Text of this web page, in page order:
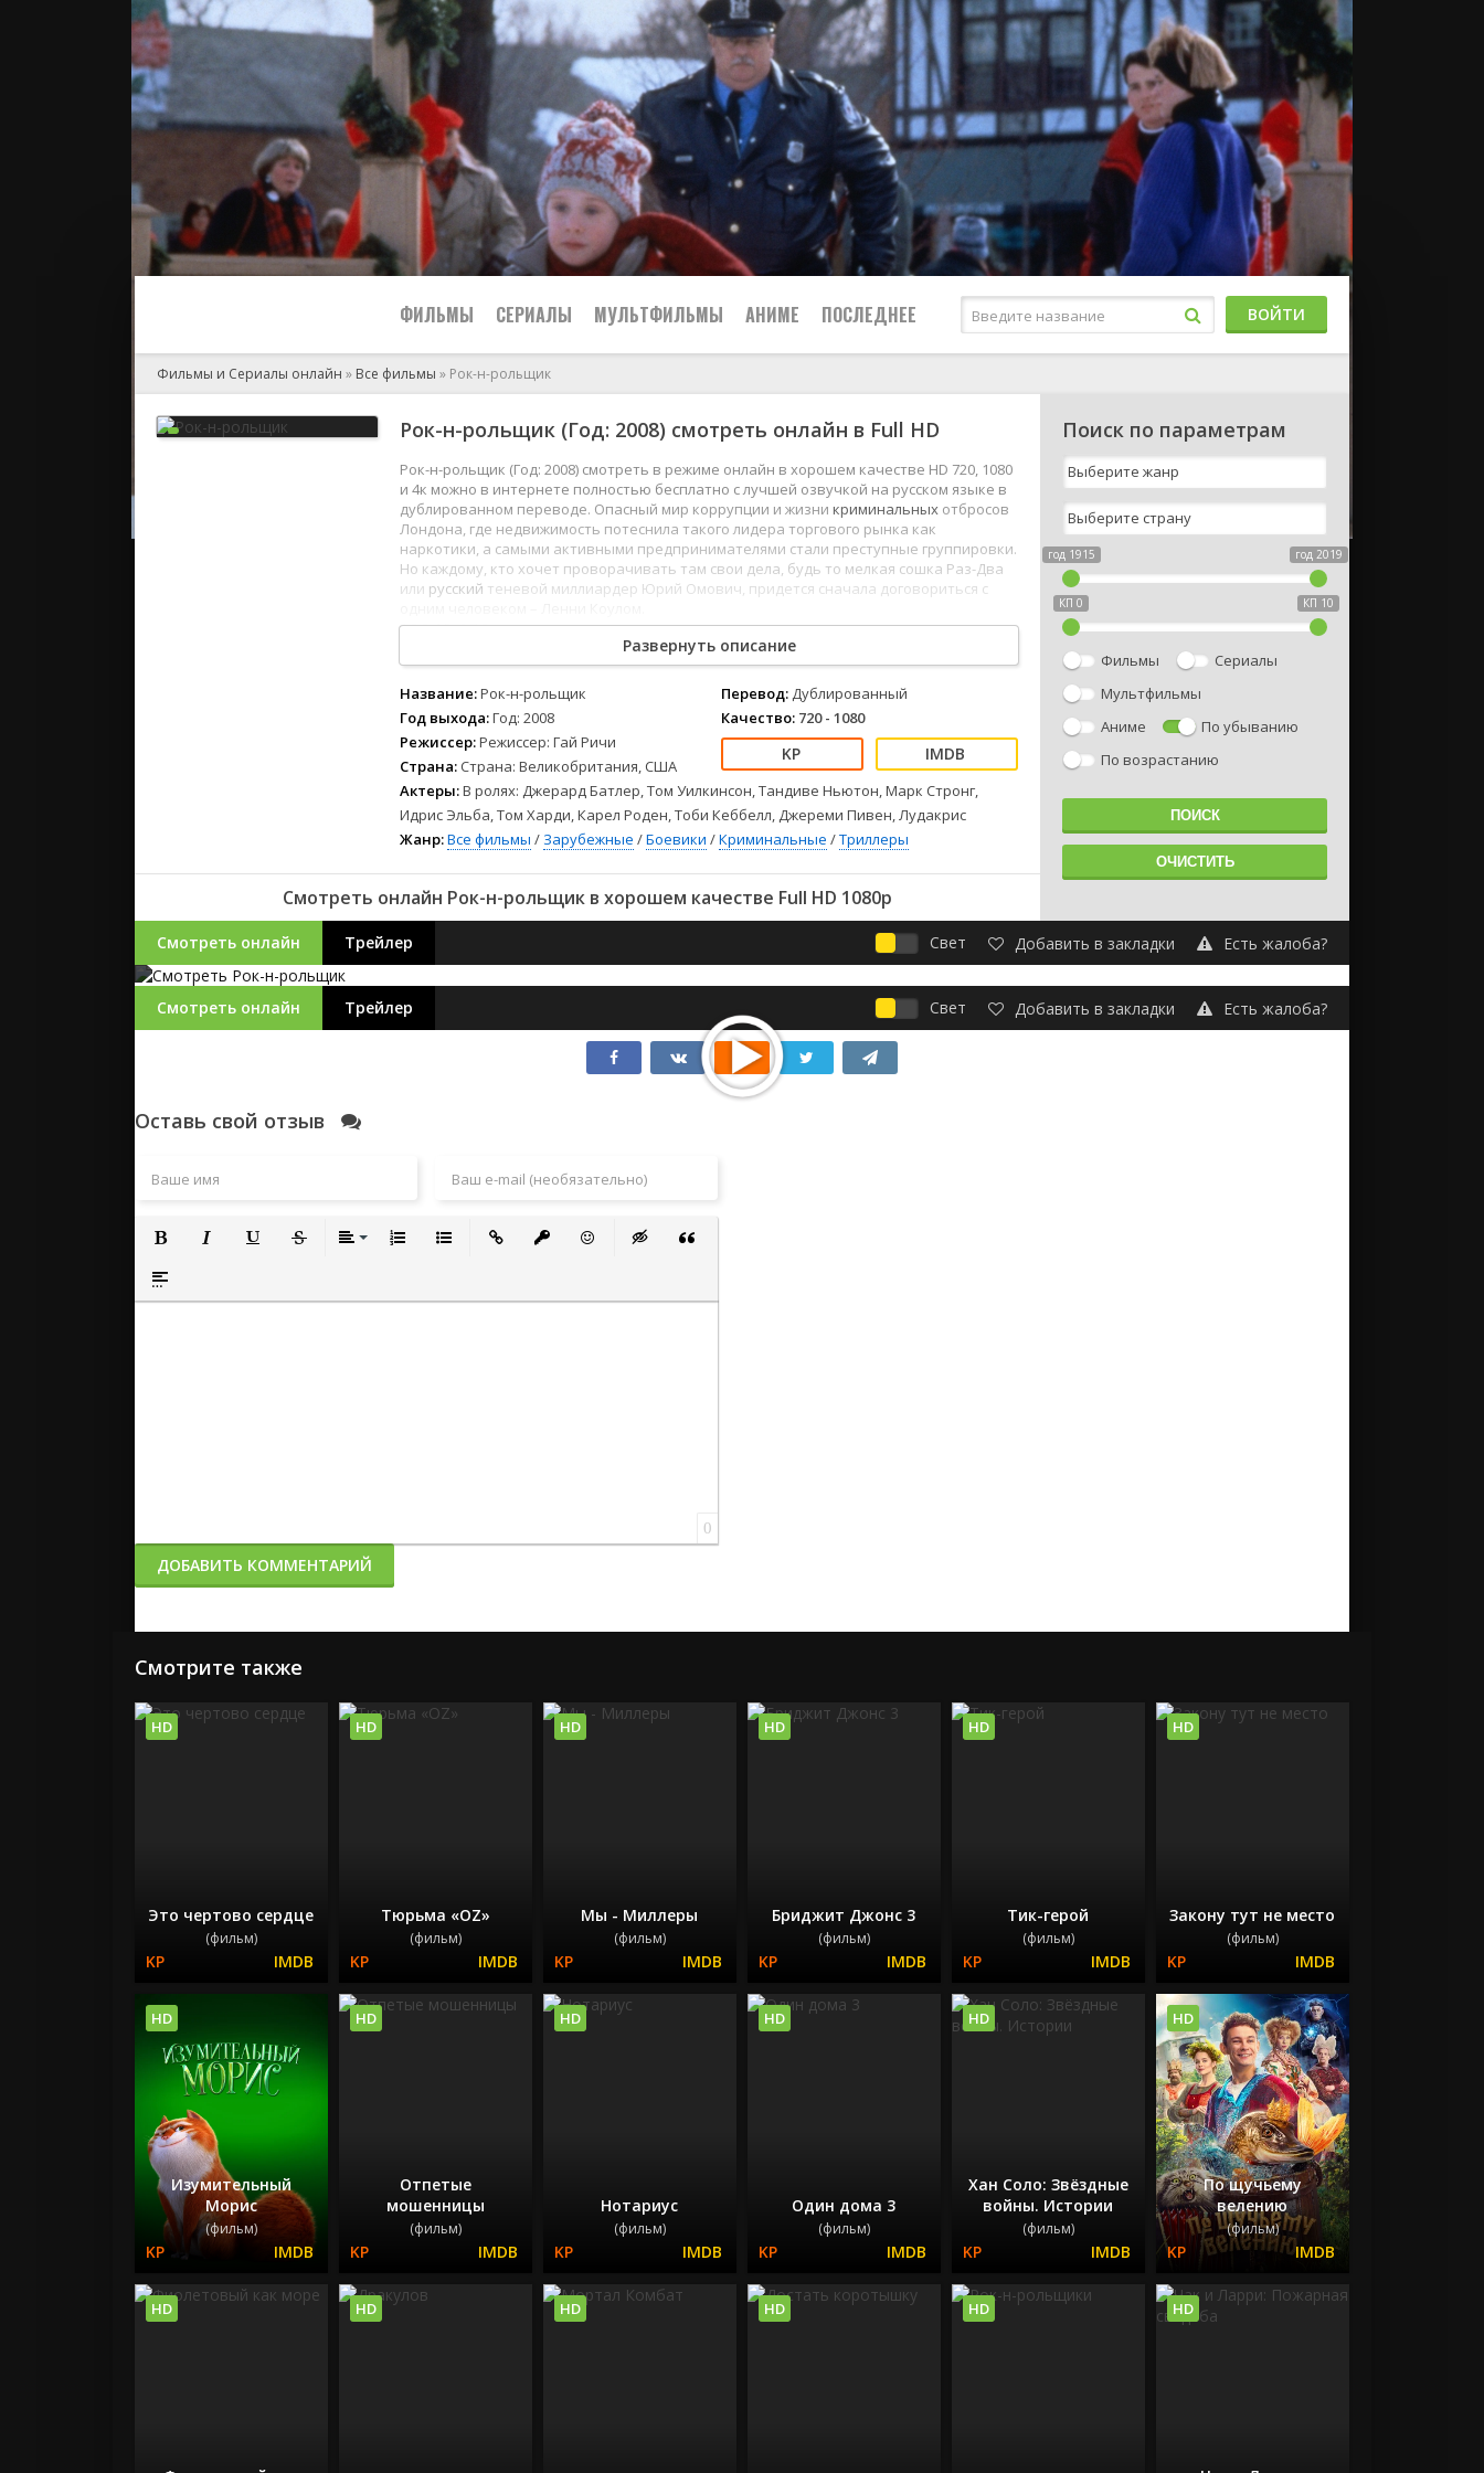
ФИЛЬМЫ
2024
2023
2022
2021
Зарубежные
Боевики
Военные
Детективы
Детские
Драмы
Комедии
Мелодрамы
Приключения
Семейные
Спорт
Триллеры
Ужасы
СЕРИАЛЫ МУЛЬТФИЛЬМЫ АНИМЕ ПОСЛЕДНЕЕ
2024
2023
2022
2021
Зарубежные
Фильмы из соцетей
ВОЙТИ
Фильмы и Сериалы онлайн » Все фильмы » Рок-н-рольщик
Рок-н-рольщик (Год: 2008) смотреть онлайн в Full HD
Рок-н-рольщик (Год: 2008) смотреть в режиме онлайн в хорошем качестве HD 720, 1080
и 4к можно в интернете полностью бесплатно с лучшей озвучкой на русском языке в
дублированном переводе. Опасный мир коррупции и жизни криминальных отбросов
Лондона, где недвижимость потеснила такого лидера торгового рынка как
наркотики, а самыми активными предпринимателями стали преступные группировки.
Но каждому, кто хочет проворачивать там свои дела, будь то мелкая сошка Раз-Два
или русский теневой миллиардер Юрий Омович, придется сначала договориться с
12345 678
Развернуть описание
Название:Рок-н-рольщик
Год выхода:Год: 2008
Режиссер:Режиссер: Гай Ричи
Страна: Страна: Великобритания, США
Перевод: Дублированный
Качество: 720 - 1080
Актеры:В ролях: Джерард Батлер, Том Уилкинсон, Тандиве Ньютон, Марк Стронг,
Идрис Эльба, Том Харди, Карел Роден, Тоби Кеббелл, Джереми Пивен, Лудакрис
Жанр:Все фильмы / Зарубежные /Боевики /Криминальные /Триллеры
Смотреть онлайн Рок-н-рольщик в хорошем качестве Full HD 1080p
Поиск по параметрам
год 1915 год 2019
КП 0 КП 10
Фильмы
Сериалы
Мультфильмы
Аниме
По убыванию
По возрастанию
Смотреть онлайн Трейлер Свет Добавить в закладки Есть жалоба?
Смотреть онлайн Трейлер Свет Добавить в закладки Есть жалоба?
Оставь свой отзыв
Полужирный
Вставка спойлера
0
ДОБАВИТЬ КОММЕНТАРИЙ
Смотрите также
Это чертово сердце
(фильм)
HD
Тюрьма «ОZ»
(фильм)
HD
Мы - Миллеры
(фильм)
HD
Бриджит Джонс 3
(фильм)
HD
Тик-герой
(фильм)
HD
Закону тут не место
(фильм)
HD
Изумительный
Морис
(фильм)
HD
Отпетые
мошенницы
(фильм)
HD
Нотариус
(фильм)
HD
Один дома 3
(фильм)
HD
Хан Соло: Звёздные
войны. Истории
(фильм)
HD
По щучьему
велению
(фильм)
HD
HD HD HD HD HD HD